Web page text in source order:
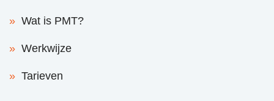
Wat is PMT?
Werkwijze
Tarieven